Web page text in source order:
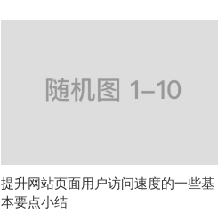
提升网站页面用户访问速度的一些基
本要点小结